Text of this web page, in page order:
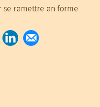
se remettre en forme.